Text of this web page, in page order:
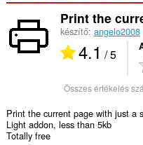
Print the
készítő: angelo2008
4.1 / 5
Összes értékelés
Print the current page with just a
Light addon, less than 5kb
Totally free